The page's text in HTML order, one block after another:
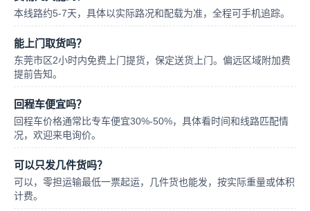
本线路约5-7天，具体以实际路况和配载为准，全程可手机追踪。
能上门取货吗？
东莞市区2小时内免费上门提货，保定送货上门。偏远区域附加费
提前告知。
回程车便宜吗？
回程车价格通常比专车便宜30%-50%，具体看时间和线路匹配情
况，欢迎来电询价。
可以只发几件货吗？
可以，零担运输最低一票起运，几件货也能发，按实际重量或体积
计费。